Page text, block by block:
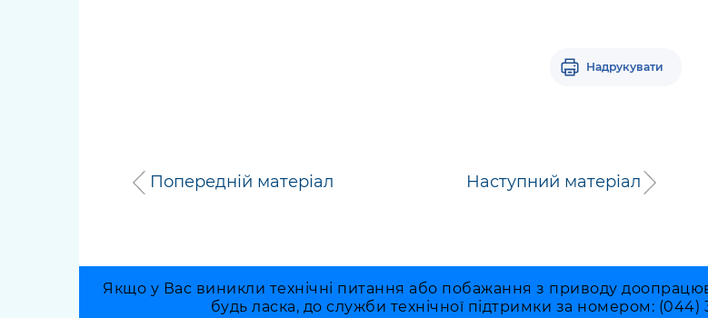
Надрукувати
Попередній матеріал Наступний матеріал
Якщо у Вас виникли технічні питання або побажання з приводу
будь ласка, до служби технічної підтримки за номером: